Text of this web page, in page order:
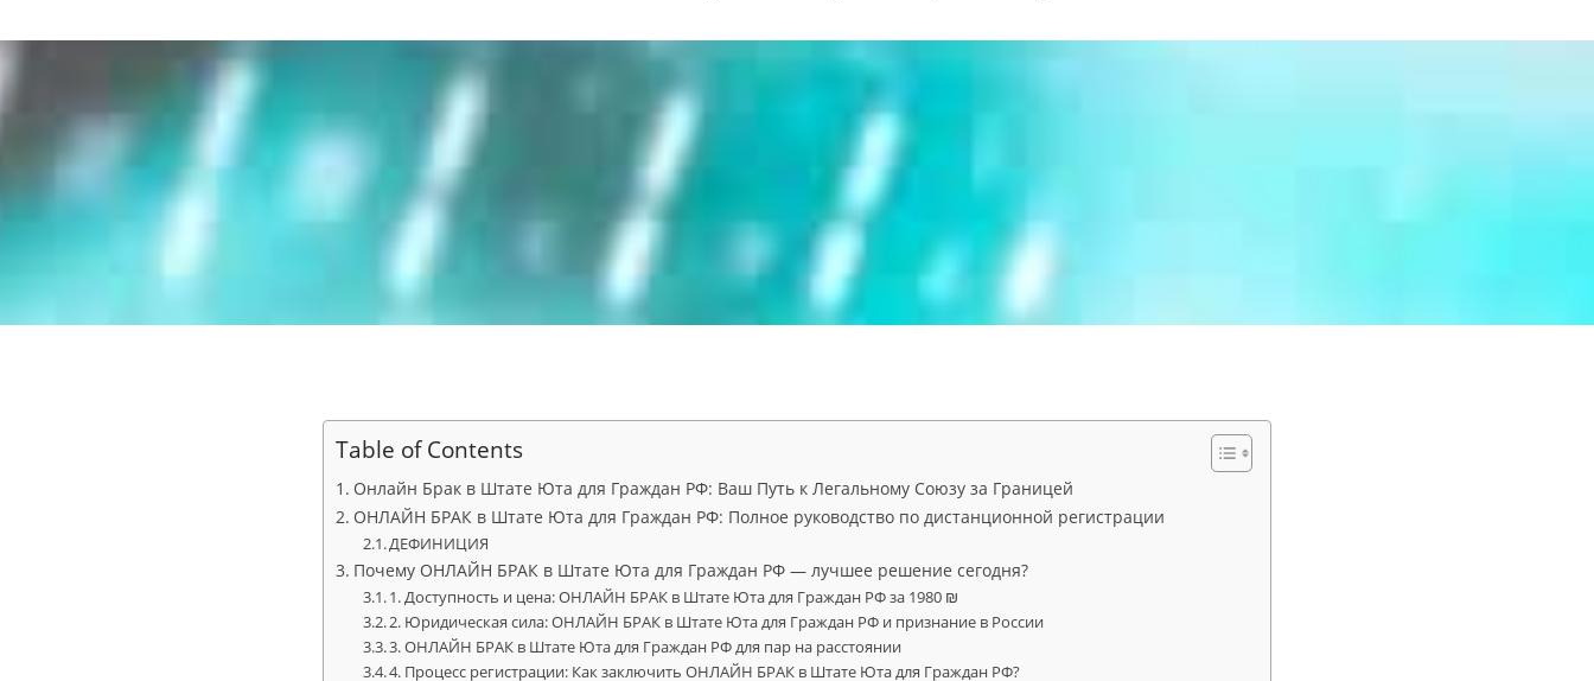
Table of Contents
Онлайн Брак в Штате Юта для Граждан РФ: Ваш Путь к Легальному Союзу за Границей
ОНЛАЙН БРАК в Штате Юта для Граждан РФ: Полное руководство по дистанционной регистрации
ДЕФИНИЦИЯ
Почему ОНЛАЙН БРАК в Штате Юта для Граждан РФ — лучшее решение сегодня?
1. Доступность и цена: ОНЛАЙН БРАК в Штате Юта для Граждан РФ за 1980 ₪
2. Юридическая сила: ОНЛАЙН БРАК в Штате Юта для Граждан РФ и признание в России
3. ОНЛАЙН БРАК в Штате Юта для Граждан РФ для пар на расстоянии
4. Процесс регистрации: Как заключить ОНЛАЙН БРАК в Штате Юта для Граждан РФ?